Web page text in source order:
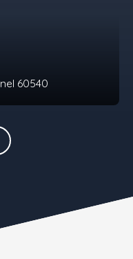
60540